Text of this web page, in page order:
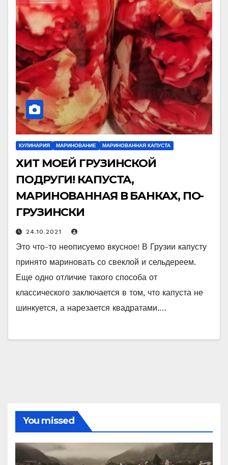
КУЛИНАРИЯ МАРИНОВАНИЕ МАРИНОВАННАЯ КАПУСТА
ХИТ МОЕЙ ГРУЗИНСКОЙ
ПОДРУГИ! КАПУСТА,
МАРИНОВАННАЯ В БАНКАХ, ПО-
ГРУЗИНСКИ
24.10.2021
Это что-то неописуемо вкусное! В Грузии капусту
принято мариновать со свеклой и сельдереем.
Еще одно отличие такого способа от
классического заключается в том, что капуста не
шинкуется, а нарезается квадратами.…
You missed